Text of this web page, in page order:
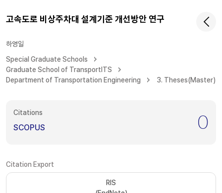
고속도로 비상주차대 설계기준 개선방안 연구
하영일
Special Graduate Schools
Graduate School of TransportITS
Department of Transportation Engineering
3. Theses(Master)
Citations
SCOPUS 0
Citation Export
RIS